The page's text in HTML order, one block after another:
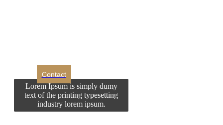
Contact
Lorem Ipsum is simply dumy
text of the printing typesetting
industry lorem ipsum.